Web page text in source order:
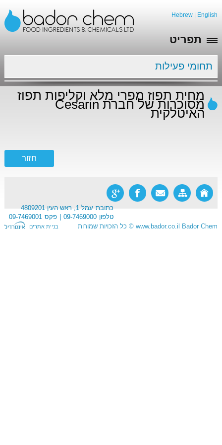
Hebrew English
תפריט
תחומי פעילות
מחית תפוז מפרי מלא וקליפות תפוז
מסוכרות של חברת Cesarin
האיטלקית
כתובת עמל 1, ראש העין 4809201
טלפון 09-7469000 פקס 09-7469001
Bador Chem
www.bador.co.il
© כל הזכויות שמורות בניית אתרים